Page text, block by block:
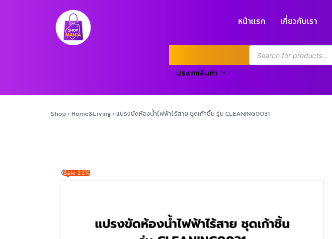
หน้าแรก เกี่ยวกับเรา
ประเภทสินค้า
Shop › Home&Living› แปรงขัดห้องน้ำไฟฟ้าไร้สาย ชุดเก้าชิ้น รุ่น CLEANING0031
Sale 33%